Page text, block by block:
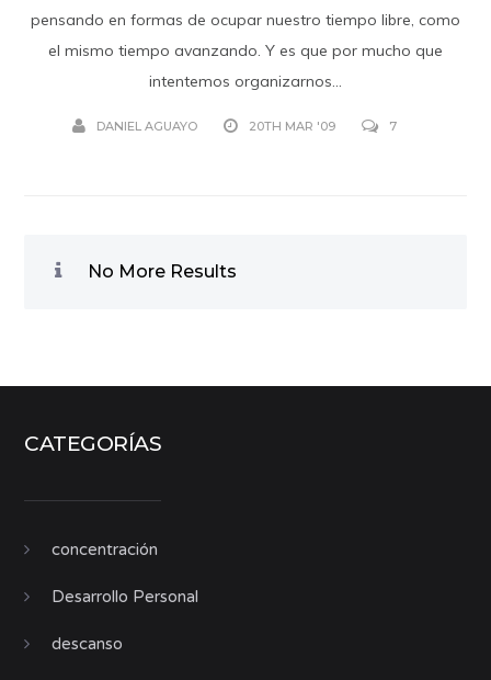
pensando en formas de ocupar nuestro tiempo libre, como
el mismo tiempo avanzando. Y es que por mucho que
intentemos organizarnos...
DANIEL AGUAYO 20TH MAR '09 7
No More Results
CATEGORÍAS
concentración
Desarrollo Personal
descanso